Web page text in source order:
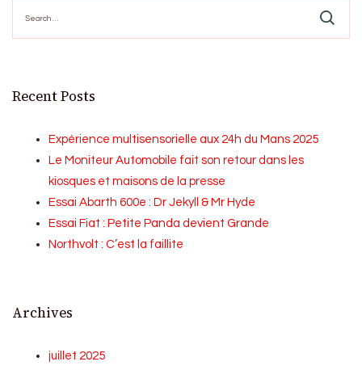
for:
Recent Posts
Expérience multisensorielle aux 24h du Mans 2025
Le Moniteur Automobile fait son retour dans les
kiosques et maisons de la presse
Essai Abarth 600e : Dr Jekyll & Mr Hyde
Essai Fiat : Petite Panda devient Grande
Northvolt : C’est la faillite
Archives
juillet 2025